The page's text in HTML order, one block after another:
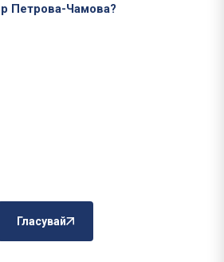
Петрова-Чамова?
Гласувай